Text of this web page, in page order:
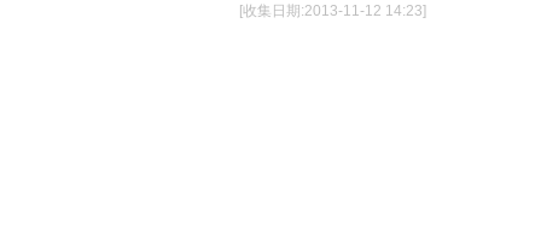
[收集日期:2013-11-12 14:23]